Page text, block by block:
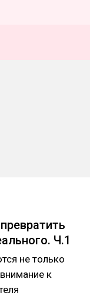
Ч.1
не только
к